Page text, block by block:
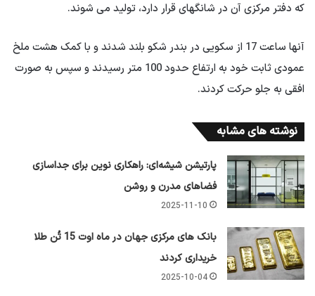
که دفتر مرکزی آن در شانگهای قرار دارد، تولید می شوند.
آنها ساعت 17 از سکویی در بندر شکو بلند شدند و با کمک هشت ملخ
عمودی ثابت خود به ارتفاع حدود 100 متر رسیدند و سپس به صورت
افقی به جلو حرکت کردند.
نوشته های مشابه
پارتیشن شیشه‌ای: راهکاری نوین برای جداسازی
فضاهای مدرن و روشن
2025-11-10
بانک های مرکزی جهان در ماه اوت 15 تُن طلا
خریداری کردند
2025-10-04